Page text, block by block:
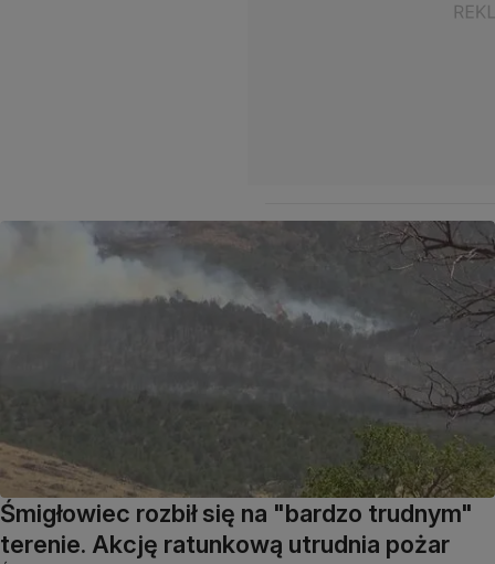
Śmigłowiec rozbił się na "bardzo trudnym"
terenie. Akcję ratunkową utrudnia pożar